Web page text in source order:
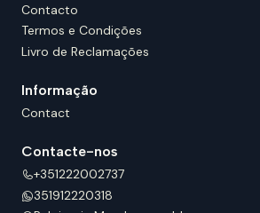
Contacto
Termos e Condições
Livro de Reclamações
Informação
Contact
Contacte-nos
+351222002737
351912220318